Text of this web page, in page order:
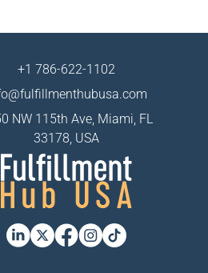
+1 786-622-1102
NW 115th Ave, Miami, FL
33178, USA